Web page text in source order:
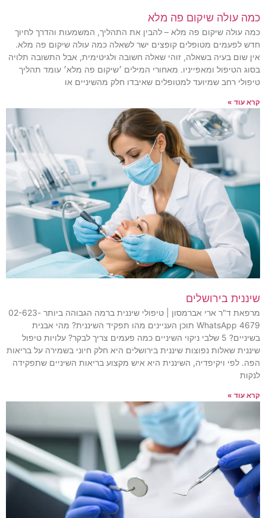
כמה עולה שיקום פה מלא
כמה עולה שיקום פה מלא – להבין את התהליך, המשמעות והדרך לחיוך
חדש לפעמים מטופלים קופצים ישר לשאלה כמה עולה שיקום פה מלא.
אין שום בעיה בשאלה, זוהי שאלה חשובה ולגיטימית, אבל התשובה תלויה
בסוג הטיפול ומאפייניו. מאחורי המילים ׳שיקום פה מלא׳ עומד תהליך
טיפולי רחב שמיועד למטופלים שאיבדו חלק מהשיניים או
קרא עוד »
שיננית בירושלים
מרפאת ד"ר ארי אברמסון | טיפולי שיננית ברמה הגבוהה ביותר 02-623-
4679 WhatsApp תוכן העניינים מהו תפקיד השיננית? מהי אבנית
בשיניים? 5 שלבי ניקוי השיניים כמה פעמים צריך לבקר? עלויות טיפול
שיננית שאלות נפוצות שיננית בירושלים היא חלק חיוני בשמירה על בריאות
הפה. לפי ויקיפדיה, השיננית היא איש מקצוע בריאות השיניים שתפקידה
לנקות
קרא עוד »